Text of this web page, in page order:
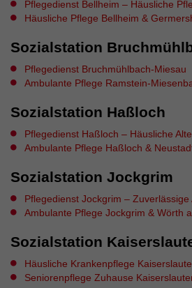
Pflegedienst Bellheim – Häusliche
Häusliche Pflege Bellheim &
Sozialstation
Pflegedienst Bruchmühlbach-Miesau
Ambulante Pflege Ramstein-
Sozialstation Haßloch
Pflegedienst Haßloch – Häusliche
Ambulante Pflege Haßloch &
Sozialstation Jockgrim
Pflegedienst Jockgrim – Zuverlässige
Ambulante Pflege Jockgrim & Wörth
Sozialstation
Häusliche Krankenpflege
Seniorenpflege Zuhause
Externe Inhalte
Wir verwenden auf unserer Website